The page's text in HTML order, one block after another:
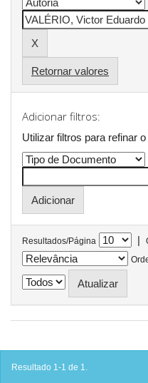
Retornar valores
Adicionar filtros:
Utilizar filtros para refinar
Resultados/Página |
Resultado 1-1 de 1.